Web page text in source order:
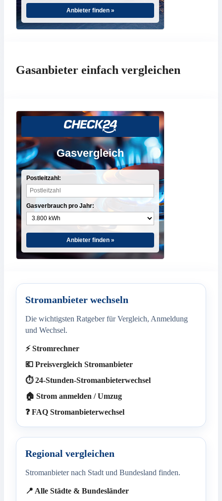
Anbieter finden »
Gasanbieter einfach vergleichen
Gasvergleich
Postleitzahl:
Gasverbrauch pro Jahr:
Anbieter finden »
Stromanbieter wechseln
Die wichtigsten Ratgeber für Vergleich, Anmeldung
und Wechsel.
⚡ Stromrechner
💶 Preisvergleich Stromanbieter
⏱️ 24-Stunden-Stromanbieterwechsel
🏠 Strom anmelden / Umzug
❓ FAQ Stromanbieterwechsel
Regional vergleichen
Stromanbieter nach Stadt und Bundesland finden.
📍 Alle Städte & Bundesländer